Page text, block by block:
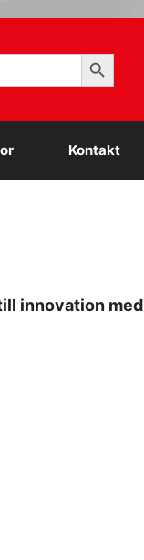
Sökknapp
Kontakt
innovation med